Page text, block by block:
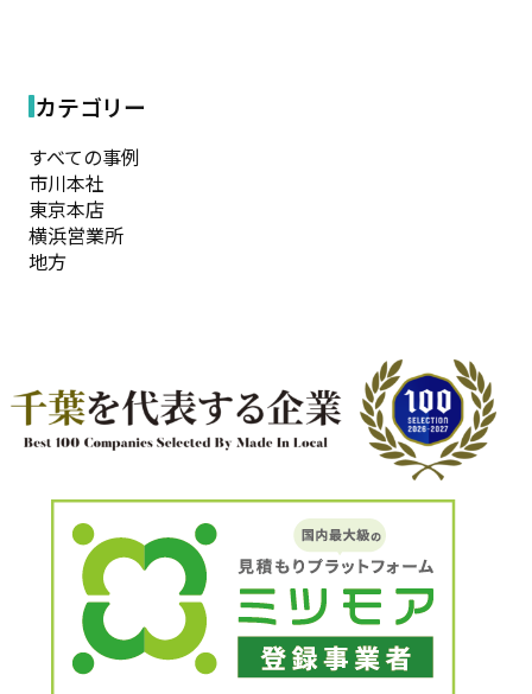
カテゴリー
すべての事例
市川本社
東京本店
横浜営業所
地方